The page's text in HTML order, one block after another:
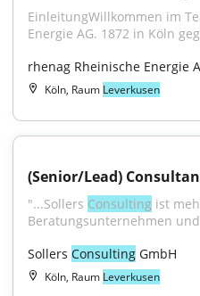
EinleitungWillkommen im
Energie AG. 1872 in Köln
rhenag Rheinische Energie
Köln, Raum Leverkusen
(Senior/Lead)
"...Sollers Consulting ist
Beratungsunternehmen
Sollers Consulting GmbH
Köln, Raum Leverkusen